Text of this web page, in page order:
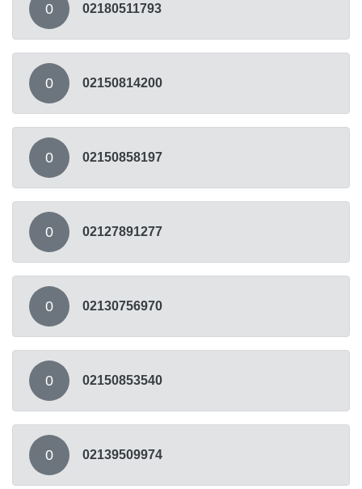
0 02180511793
0 02150814200
0 02150858197
0 02127891277
0 02130756970
0 02150853540
0 02139509974